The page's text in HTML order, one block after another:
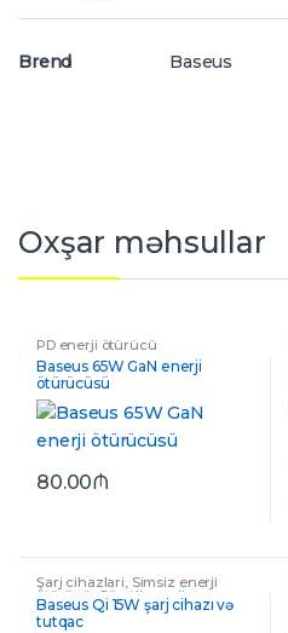
Brend Baseus
Oxşar məhsullar
PD enerji ötürücü
Baseus 65W GaN enerji
ötürücüsü
80.00₼
Şarj cihazlari, Simsiz enerji
ötürücü ,Sürətli enerji
ötürücülər
Baseus Qi 15W şarj cihazı və
tutqac